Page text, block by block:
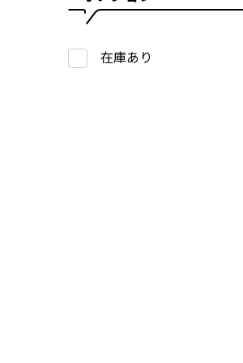
在庫あり